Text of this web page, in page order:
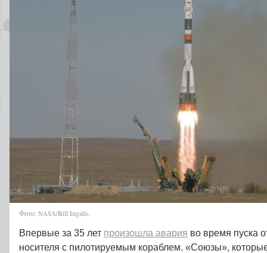
Фото: NASA/Bill Ingalls.
Впервые за 35 лет произошла авария во время пуска
носителя с пилотируемым кораблем. «Союзы»,